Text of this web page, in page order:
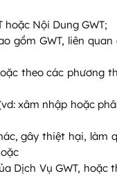
Nội Dung GWT;
GWT, liên quan
theo các phương
xâm nhập hoặc
gây thiệt hại, làm
Dịch Vụ GWT,